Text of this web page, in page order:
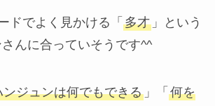
ドでよく見かける「 多才」という
んに合っていそうです^^
ンジュンは何でもできる」「 何を